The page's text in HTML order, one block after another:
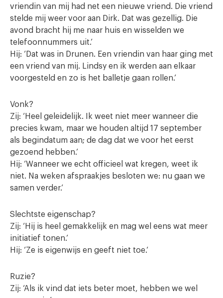
vriendin van mij had net een nieuwe vriend. Die vriend
stelde mij weer voor aan Dirk. Dat was gezellig. Die
avond bracht hij me naar huis en wisselden we
telefoonnummers uit.’
Hij: ‘Dat was in Drunen. Een vriendin van haar ging met
een vriend van mij. Lindsy en ik werden aan elkaar
voorgesteld en zo is het balletje gaan rollen.’
Vonk?
Zij: ‘Heel geleidelijk. Ik weet niet meer wanneer die
precies kwam, maar we houden altijd 17 september
als begindatum aan; de dag dat we voor het eerst
gezoend hebben.’
Hij: ‘Wanneer we echt officieel wat kregen, weet ik
niet. Na weken afspraakjes besloten we: nu gaan we
samen verder.’
Slechtste eigenschap?
Zij: ‘Hij is heel gemakkelijk en mag wel eens wat meer
initiatief tonen.’
Hij: ‘Ze is eigenwijs en geeft niet toe.‘
Ruzie?
Zij: ‘Als ik vind dat iets beter moet, hebben we wel